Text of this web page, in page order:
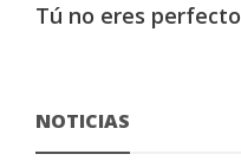
Tú no eres perfecto
NOTICIAS